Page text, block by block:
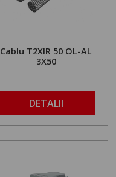
Cablu T2XIR 50 OL-AL
3X50
DETALII